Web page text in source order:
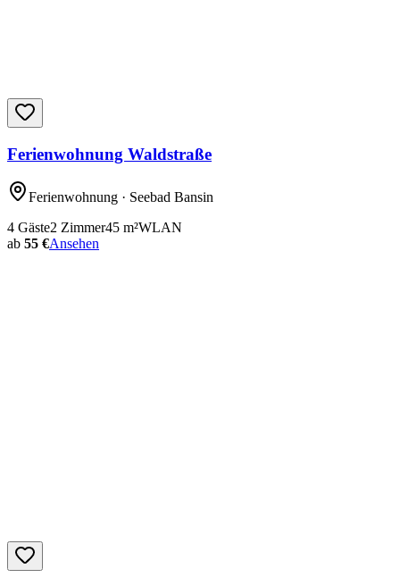
Ferienwohnung Waldstraße
Ferienwohnung · Seebad Bansin
4 Gäste2 Zimmer45 m²WLAN
ab 55 €Ansehen